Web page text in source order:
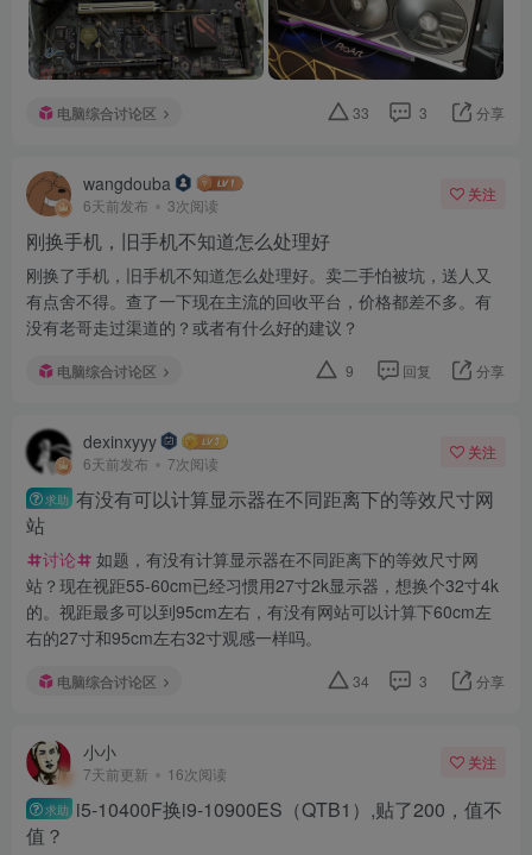
电脑综合讨论区 33 3 分享
wangdouba
6天前发布 3次阅读
关注
刚换手机，旧手机不知道怎么处理好
刚换了手机，旧手机不知道怎么处理好。卖二手怕被坑，送人又
有点舍不得。查了一下现在主流的回收平台，价格都差不多。有
没有老哥走过渠道的？或者有什么好的建议？
电脑综合讨论区 9 回复 分享
dexinxyyy
6天前发布 7次阅读
关注
求助 有没有可以计算显示器在不同距离下的等效尺寸网
站
讨论
如题，有没有计算显示器在不同距离下的等效尺寸网
站？现在视距55-60cm已经习惯用27寸2k显示器，想换个32寸4k
的。视距最多可以到95cm左右，有没有网站可以计算下60cm左
右的27寸和95cm左右32寸观感一样吗。
电脑综合讨论区 34 3 分享
小小
7天前更新 16次阅读
关注
求助 i5-10400F换i9-10900ES（QTB1）,贴了200，值不
值？